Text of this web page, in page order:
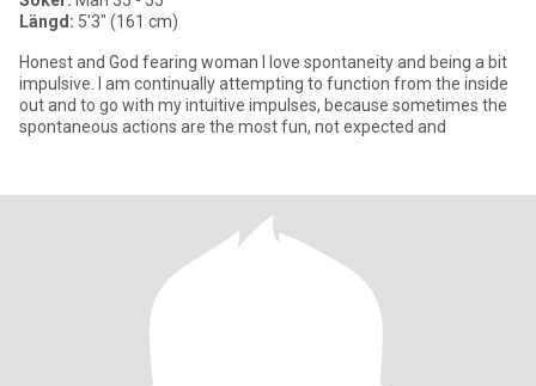
Längd: 5'3" (161 cm)
Honest and God fearing woman I love spontaneity and being a bit
impulsive. I am continually attempting to function from the inside
out and to go with my intuitive impulses, because sometimes the
spontaneous actions are the most fun, not expected and